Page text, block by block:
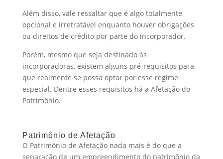
Além disso, vale ressaltar que é algo totalmente
opcional e irretratável enquanto houver obrigações
ou direitos de crédito por parte do incorporador.
Porém, mesmo que seja destinado às
incorporadoras, existem alguns pré-requisitos para
que realmente se possa optar por esse regime
especial. Dentre esses requisitos há a Afetação do
Patrimônio.
Patrimônio de Afetação
O Patrimônio de Afetação nada mais é do que a
separação de um empreendimento do patrimônio da